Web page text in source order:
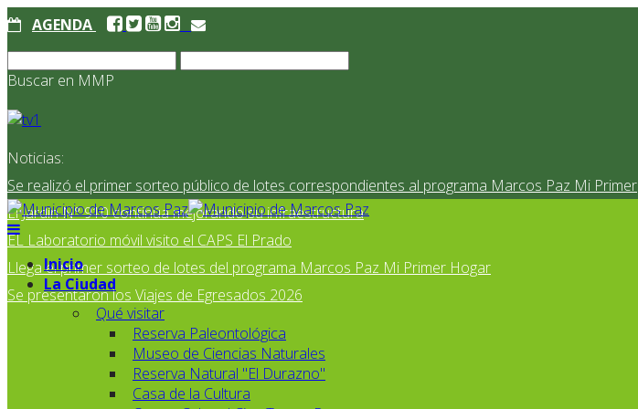
AGENDA
Buscar en MMP
Noticias:
Se realizó el primer sorteo público de lotes correspondientes al programa Marcos Paz Mi Primer
El Jardín N° 910 continúa mejorando su infraestructura
EL Laboratorio móvil visito el CAPS El Prado
Llega el primer sorteo de lotes del programa Marcos Paz Mi Primer Hogar
Se presentaron los Viajes de Egresados 2026
Inicio
La Ciudad
Qué visitar
Reserva Paleontológica
Museo de Ciencias Naturales
Reserva Natural "El Durazno"
Casa de la Cultura